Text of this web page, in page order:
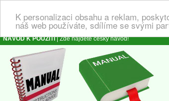
K personalizaci obsahu a reklam,
náš web používáte, sdílíme se svými
NÁVOD K POUŽITÍ| Zde najdete český návod!